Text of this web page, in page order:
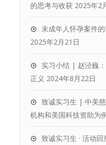
的思考与收获 2025年2
未成年人怀孕案件
2025年2月21日
实习小结 | 赵泾巍
正义 2024年8月22日
致诚实习生 | 中美
机构和美国科技资助为
致诚实习生 · 活动